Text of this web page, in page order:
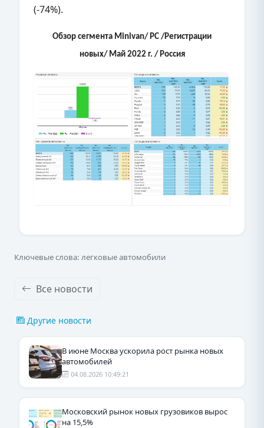
(-74%).
Обзор сегмента Minivan/ PC /Регистрации
новых/ Май 2022 г. / Россия
Ключевые слова: легковые автомобили
Все новости
Другие новости
В июне Москва ускорила рост рынка новых
автомобилей
04.08.2026 10:49:21
Московский рынок новых грузовиков вырос
на 15,5%